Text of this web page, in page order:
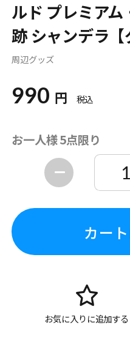
ルド プレミア
跡 シャンデラ【
周辺グッズ
990 円 税込
お一人様 5点限り
カー
お気に入りに追加する